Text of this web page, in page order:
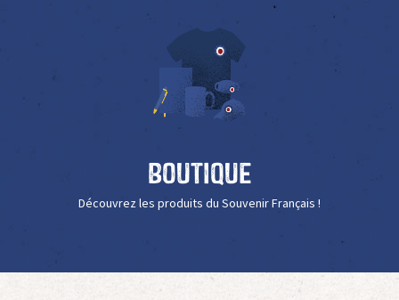
Boutique
Découvrez les produits du Souvenir Français !